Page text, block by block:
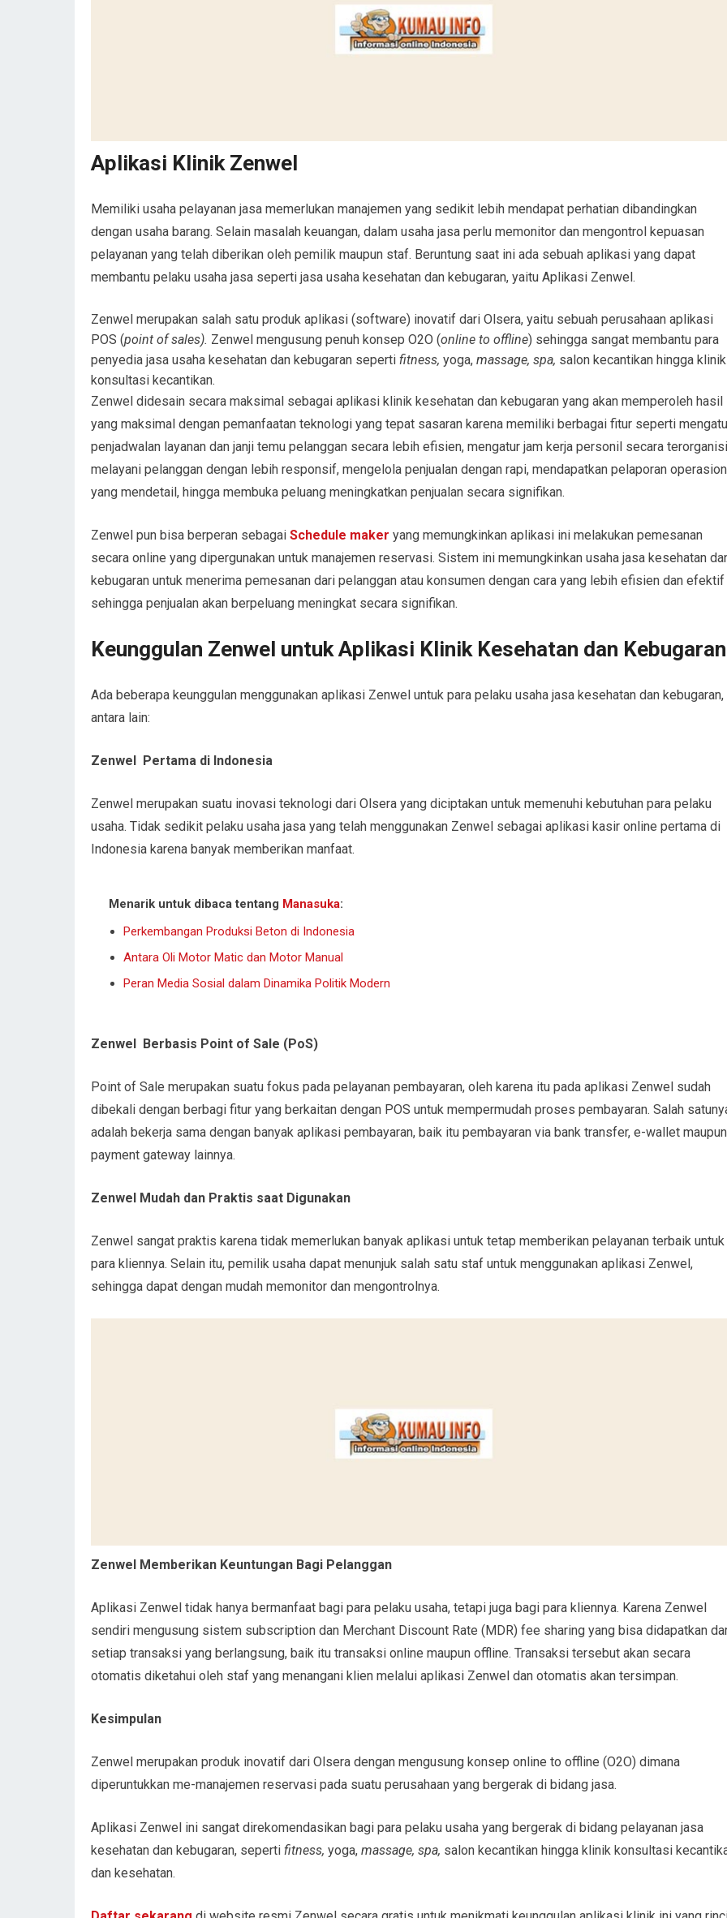
Aplikasi Klinik Zenwel
Memiliki usaha pelayanan jasa memerlukan manajemen yang sedikit lebih mendapat perhatian dibandingkan
dengan usaha barang. Selain masalah keuangan, dalam usaha jasa perlu memonitor dan mengontrol kepuasan
pelayanan yang telah diberikan oleh pemilik maupun staf. Beruntung saat ini ada sebuah aplikasi yang dapat
membantu pelaku usaha jasa seperti jasa usaha kesehatan dan kebugaran, yaitu Aplikasi Zenwel.
Zenwel merupakan salah satu produk aplikasi (software) inovatif dari Olsera, yaitu sebuah perusahaan aplikasi
POS (point of sales). Zenwel mengusung penuh konsep O2O (online to offline) sehingga sangat membantu para
penyedia jasa usaha kesehatan dan kebugaran seperti fitness, yoga, massage, spa, salon kecantikan hingga klinik
konsultasi kecantikan.
Zenwel didesain secara maksimal sebagai aplikasi klinik kesehatan dan kebugaran yang akan memperoleh hasil
yang maksimal dengan pemanfaatan teknologi yang tepat sasaran karena memiliki berbagai fitur seperti
penjadwalan layanan dan janji temu pelanggan secara lebih efisien, mengatur jam kerja personil secara
melayani pelanggan dengan lebih responsif, mengelola penjualan dengan rapi, mendapatkan pelaporan
yang mendetail, hingga membuka peluang meningkatkan penjualan secara signifikan.
Zenwel pun bisa berperan sebagai Schedule maker yang memungkinkan aplikasi ini melakukan pemesanan
secara online yang dipergunakan untuk manajemen reservasi. Sistem ini memungkinkan usaha jasa kesehatan
kebugaran untuk menerima pemesanan dari pelanggan atau konsumen dengan cara yang lebih efisien dan efektif
sehingga penjualan akan berpeluang meningkat secara signifikan.
Keunggulan Zenwel untuk Aplikasi Klinik Kesehatan dan Kebugaran
Ada beberapa keunggulan menggunakan aplikasi Zenwel untuk para pelaku usaha jasa kesehatan dan kebugaran,
antara lain:
Zenwel Pertama di Indonesia
Zenwel merupakan suatu inovasi teknologi dari Olsera yang diciptakan untuk memenuhi kebutuhan para pelaku
usaha. Tidak sedikit pelaku usaha jasa yang telah menggunakan Zenwel sebagai aplikasi kasir online pertama di
Indonesia karena banyak memberikan manfaat.
Menarik untuk dibaca tentang Manasuka:
Perkembangan Produksi Beton di Indonesia
Antara Oli Motor Matic dan Motor Manual
Peran Media Sosial dalam Dinamika Politik Modern
Zenwel Berbasis Point of Sale (PoS)
Point of Sale merupakan suatu fokus pada pelayanan pembayaran, oleh karena itu pada aplikasi Zenwel sudah
dibekali dengan berbagi fitur yang berkaitan dengan POS untuk mempermudah proses pembayaran. Salah
adalah bekerja sama dengan banyak aplikasi pembayaran, baik itu pembayaran via bank transfer, e-wallet maupun
payment gateway lainnya.
Zenwel Mudah dan Praktis saat Digunakan
Zenwel sangat praktis karena tidak memerlukan banyak aplikasi untuk tetap memberikan pelayanan terbaik untuk
para kliennya. Selain itu, pemilik usaha dapat menunjuk salah satu staf untuk menggunakan aplikasi Zenwel,
sehingga dapat dengan mudah memonitor dan mengontrolnya.
Zenwel Memberikan Keuntungan Bagi Pelanggan
Aplikasi Zenwel tidak hanya bermanfaat bagi para pelaku usaha, tetapi juga bagi para kliennya. Karena Zenwel
sendiri mengusung sistem subscription dan Merchant Discount Rate (MDR) fee sharing yang bisa didapatkan
setiap transaksi yang berlangsung, baik itu transaksi online maupun offline. Transaksi tersebut akan secara
otomatis diketahui oleh staf yang menangani klien melalui aplikasi Zenwel dan otomatis akan tersimpan.
Kesimpulan
Zenwel merupakan produk inovatif dari Olsera dengan mengusung konsep online to offline (O2O) dimana
diperuntukkan me-manajemen reservasi pada suatu perusahaan yang bergerak di bidang jasa.
Aplikasi Zenwel ini sangat direkomendasikan bagi para pelaku usaha yang bergerak di bidang pelayanan jasa
kesehatan dan kebugaran, seperti fitness, yoga, massage, spa, salon kecantikan hingga klinik konsultasi
dan kesehatan.